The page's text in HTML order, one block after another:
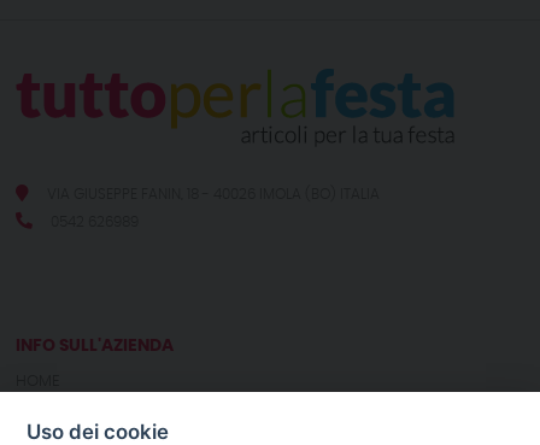
INFO SULL'AZIENDA
NOTIZIE
Uso dei cookie